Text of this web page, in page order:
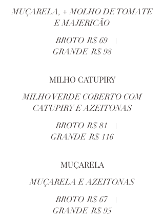
MUÇARELA, + MOLHO DE TOMATE
E MAJERICÃO
BROTO R$ 69
GRANDE R$ 98
MILHO CATUPIRY
MILHO VERDE COBERTO COM
CATUPIRY E AZEITONAS
BROTO R$ 81
GRANDE R$ 116
MUÇARELA
MUÇARELA E AZEITONAS
BROTO R$ 67
GRANDE R$ 95